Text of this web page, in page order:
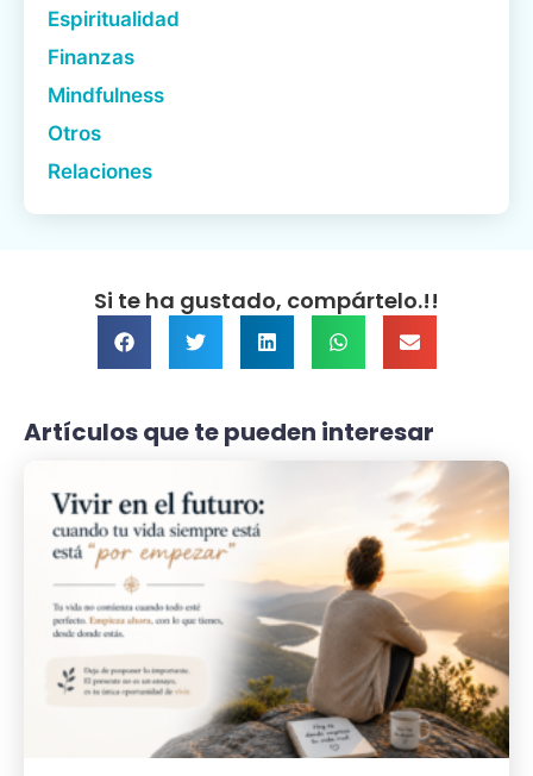
Espiritualidad
Finanzas
Mindfulness
Otros
Relaciones
Si te ha gustado, compártelo.!!
Artículos que te pueden interesar